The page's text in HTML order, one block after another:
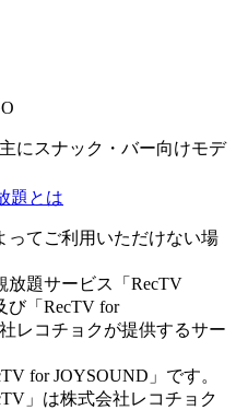
にスナック・バー向けモデ
題とは
ってご利用いただけない場
放題サービス「RecTV
び「RecTV for
レコチョクが提供するサー
for JOYSOUND」です。
」は株式会社レコチョク